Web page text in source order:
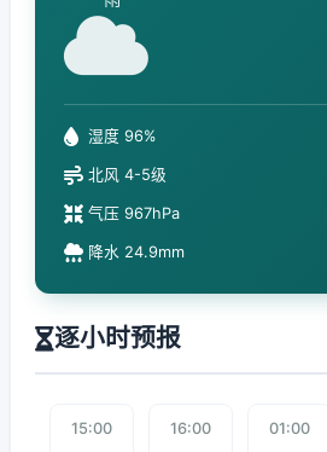
湿度 96%
北风 4-5级
气压 967hPa
降水 24.9mm
逐小时预报
15:00 16:00 01:00